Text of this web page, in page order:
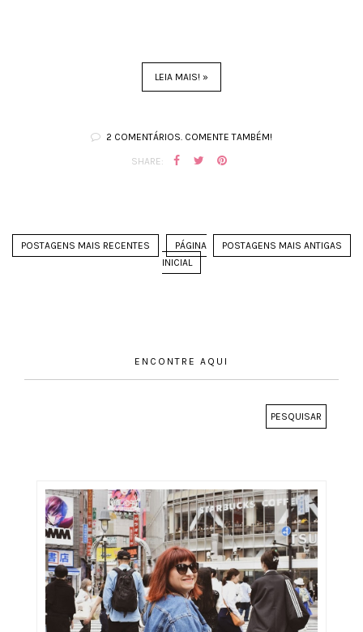
LEIA MAIS! »
2 COMENTÁRIOS. COMENTE TAMBÉM!
SHARE:
POSTAGENS MAIS RECENTES POSTAGENS MAIS ANTIGAS
PÁGINA
INICIAL
ENCONTRE AQUI